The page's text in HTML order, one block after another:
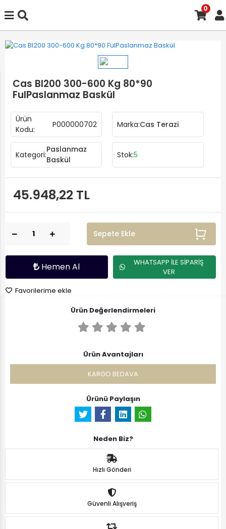
0
Cas BI200 300-600 Kg 80*90
FulPaslanmaz Baskül
Ürün
Kodu:
P000000702 Marka:Cas Terazi
Kategori:
Paslanmaz
Baskül
Stok:5
45.948,22 TL
Sepete Ekle
Hemen Al
WHATSAPP İLE SİPARİŞ
VER
Favorilerime ekle
Ürün Değerlendirmeleri
Ürün Avantajları
KARGO BEDAVA
Ürünü Paylaşın
Neden Biz?
Hızlı Gönderi
Güvenli Alışveriş